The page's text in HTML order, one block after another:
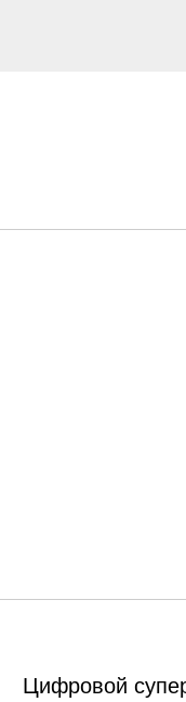
Цифровой